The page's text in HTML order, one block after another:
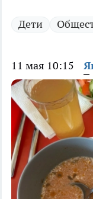
Дети
11 мая 10:15